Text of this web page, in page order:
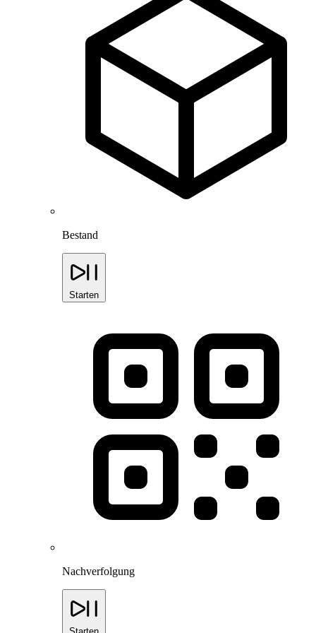
Bestand
Starten
Nachverfolgung